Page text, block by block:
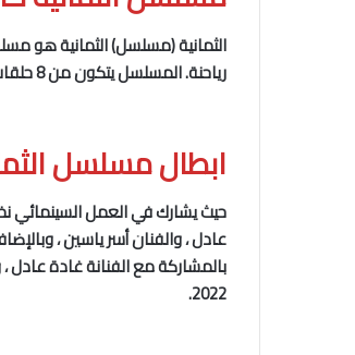
الثمانية(مسلسل) الثمانية هو
رياحنة. المسلسل يتكون من 8 حلقات وتم عرضه على منصة شاهد وشبكة قنوات إم بي سي في يوم 9 يونيو 2022.
ابطال مسلسل
حيث يشارك في العمل السينمائي
عادل ، والفنان أسر ياسين ،
بالمشاركة مع الفنانة غادة
2022.